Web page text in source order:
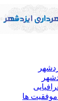
موفقیت ها